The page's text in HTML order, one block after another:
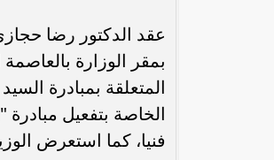
عقد الدكتور رضا حجازي
بمقر الوزارة
الخاصة بتفعيل
فنيا، كما استعرض